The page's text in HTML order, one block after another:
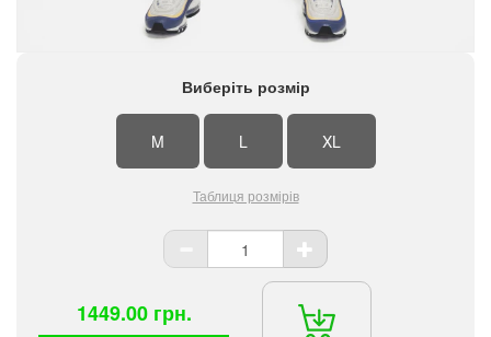
Виберіть розмір
M L XL
Таблиця розмірів
1449.00 грн.